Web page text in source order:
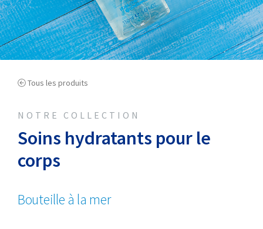
Tous les produits
NOTRE COLLECTION
Soins hydratants pour le
corps
Bouteille à la mer